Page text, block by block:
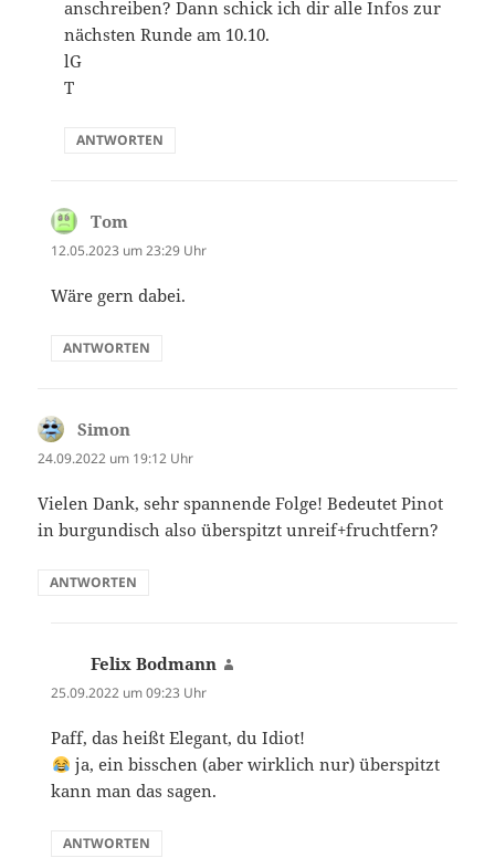
anschreiben? Dann schick ich dir alle Infos zur
nächsten Runde am 10.10.
lG
T
ANTWORTEN
Tom
12.05.2023 um 23:29 Uhr
Wäre gern dabei.
ANTWORTEN
Simon
24.09.2022 um 19:12 Uhr
Vielen Dank, sehr spannende Folge! Bedeutet Pinot
in burgundisch also überspitzt unreif+fruchtfern?
ANTWORTEN
Felix Bodmann
25.09.2022 um 09:23 Uhr
Paff, das heißt Elegant, du Idiot!
ja, ein bisschen (aber wirklich nur) überspitzt
kann man das sagen.
ANTWORTEN